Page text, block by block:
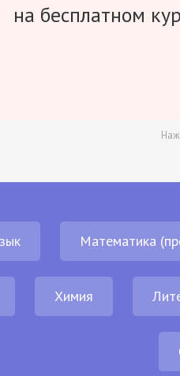
на бесплатном
Математика
Химия